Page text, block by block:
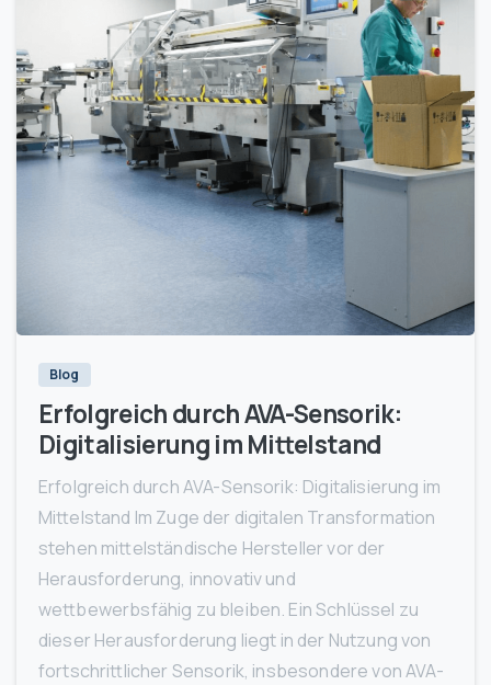
Blog
Erfolgreich durch AVA-Sensorik:
Digitalisierung im Mittelstand
Erfolgreich durch AVA-Sensorik: Digitalisierung im
Mittelstand Im Zuge der digitalen Transformation
stehen mittelständische Hersteller vor der
Herausforderung, innovativ und
wettbewerbsfähig zu bleiben. Ein Schlüssel zu
dieser Herausforderung liegt in der Nutzung von
fortschrittlicher Sensorik, insbesondere von AVA-